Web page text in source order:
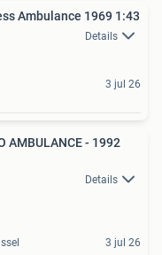
Ambulance 1969 1:43
Details
3 jul 26
AMBULANCE - 1992
Details
3 jul 26